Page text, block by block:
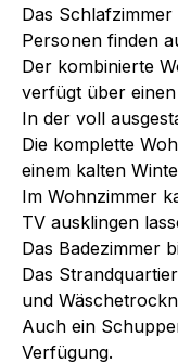
Das
Personen finden
Der kombinierte
verfügt über
In der voll
Die komplette
einem kalten
Im Wohnzimmer
TV ausklingen
Das Badezimmer
Das
und
Auch ein
Verfügung.